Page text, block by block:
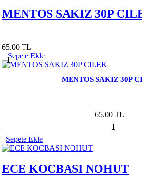
MENTOS SAKIZ 30P
65.00 TL
1
Sepete Ekle
MENTOS SAKIZ 30P
65.00 TL
1
Sepete Ekle
ECE KOCBASI NOHUT